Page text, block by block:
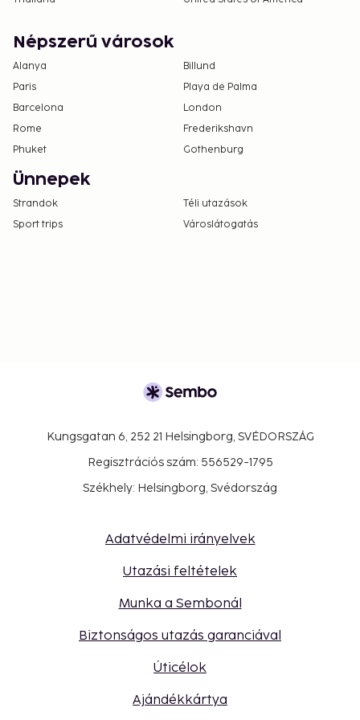
with a mobile device.
Contactless check-out is available.
Népszerű városok
Alanya
Billund
Paris
Playa de Palma
Barcelona
London
Rome
Frederikshavn
Phuket
Gothenburg
Ünnepek
Strandok
Téli utazások
Sport trips
Városlátogatás
Kungsgatan 6, 252 21 Helsingborg, SVÉDORSZÁG
Regisztrációs szám: 556529-1795
Székhely: Helsingborg, Svédország
Adatvédelmi irányelvek
Utazási feltételek
Munka a Sembonál
Biztonságos utazás garanciával
Úticélok
Ajándékkártya